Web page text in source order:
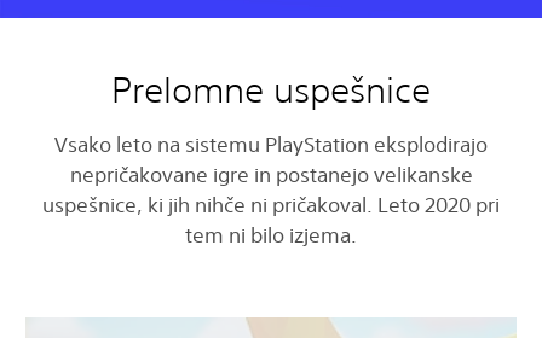
Prelomne uspešnice
Vsako leto na sistemu PlayStation eksplodirajo
nepričakovane igre in postanejo velikanske
uspešnice, ki jih nihče ni pričakoval. Leto 2020 pri
tem ni bilo izjema.